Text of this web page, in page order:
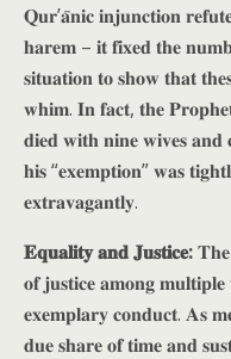
𝐐𝐮𝐫’𝐚̄𝐧𝐢𝐜 𝐢𝐧𝐣𝐮𝐧𝐜𝐭𝐢𝐨𝐧
𝐡𝐚𝐫𝐞𝐦 – 𝐢𝐭 𝐟𝐢𝐱𝐞𝐝 𝐭𝐡𝐞
𝐬𝐢𝐭𝐮𝐚𝐭𝐢𝐨𝐧 𝐭𝐨 𝐬𝐡𝐨𝐰 𝐭𝐡𝐚𝐭
𝐰𝐡𝐢𝐦. 𝐈𝐧 𝐟𝐚𝐜𝐭, 𝐭𝐡𝐞
𝐝𝐢𝐞𝐝 𝐰𝐢𝐭𝐡 𝐧𝐢𝐧𝐞 𝐰𝐢𝐯𝐞𝐬 𝐚𝐧𝐝
𝐡𝐢𝐬 “𝐞𝐱𝐞𝐦𝐩𝐭𝐢𝐨𝐧” 𝐰𝐚𝐬
𝐞𝐱𝐭𝐫𝐚𝐯𝐚𝐠𝐚𝐧𝐭𝐥𝐲.
𝐄𝐪𝐮𝐚𝐥𝐢𝐭𝐲 𝐚𝐧𝐝 𝐉𝐮𝐬𝐭𝐢𝐜𝐞:𝐓𝐡𝐞
𝐨𝐟 𝐣𝐮𝐬𝐭𝐢𝐜𝐞 𝐚𝐦𝐨𝐧𝐠
𝐞𝐱𝐞𝐦𝐩𝐥𝐚𝐫𝐲 𝐜𝐨𝐧𝐝𝐮𝐜𝐭. 𝐀𝐬
𝐝𝐮𝐞 𝐬𝐡𝐚𝐫𝐞 𝐨𝐟 𝐭𝐢𝐦𝐞 𝐚𝐧𝐝